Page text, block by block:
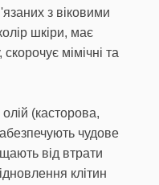
з віковими
шкіри, має
мімічні та
(касторова,
чудове
від втрати
клітин